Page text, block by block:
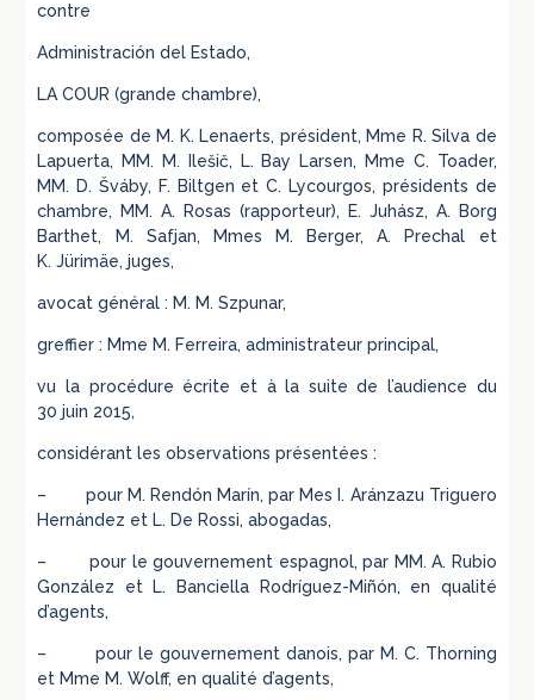
contre
Administración del Estado,
LA COUR (grande chambre),
composée de M. K. Lenaerts, président, Mme R. Silva de
Lapuerta, MM. M. Ilešič, L. Bay Larsen, Mme C. Toader,
MM. D. Šváby, F. Biltgen et C. Lycourgos, présidents de
chambre, MM. A. Rosas (rapporteur), E. Juhász, A. Borg
Barthet, M. Safjan, Mmes M. Berger, A. Prechal et
K. Jürimäe, juges,
avocat général : M. M. Szpunar,
greffier : Mme M. Ferreira, administrateur principal,
vu la procédure écrite et à la suite de l’audience du
30 juin 2015,
considérant les observations présentées :
– pour M. Rendón Marín, par Mes I. Aránzazu Triguero
Hernández et L. De Rossi, abogadas,
– pour le gouvernement espagnol, par MM. A. Rubio
González et L. Banciella Rodríguez-Miñón, en qualité
d’agents,
– pour le gouvernement danois, par M. C. Thorning
et Mme M. Wolff, en qualité d’agents,